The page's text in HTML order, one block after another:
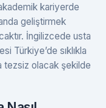
kariyerde
geliştirmek
İngilizcede usta
Türkiye’de sıklıkla
tezsiz olacak şekilde